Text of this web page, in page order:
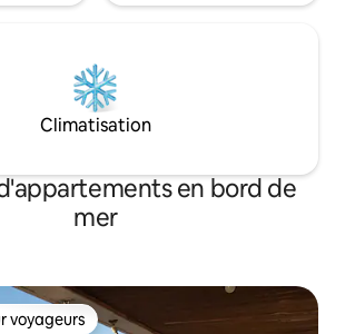
Climatisation
en bord de
mer
les plus appréciés
voyageurs